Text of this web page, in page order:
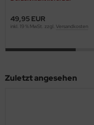
49,95 EUR
inkl. 19 % MwSt. zzgl. Versandkosten
Zuletzt angesehen